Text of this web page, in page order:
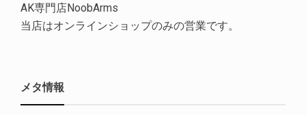
AK専門店NoobArms
当店はオンラインショップのみの営業です。
メタ情報